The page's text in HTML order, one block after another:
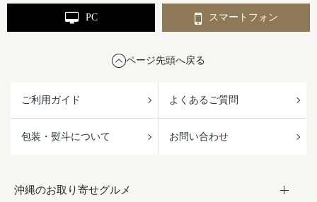
PC スマートフォン
ページ先頭へ戻る
ご利用ガイド よくあるご質問
包装・熨斗について お問い合わせ
沖縄のお取り寄せグルメ